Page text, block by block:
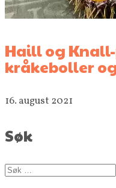
Haill og
kråkeboller
16. august 2021
Søk
Søk
etter: